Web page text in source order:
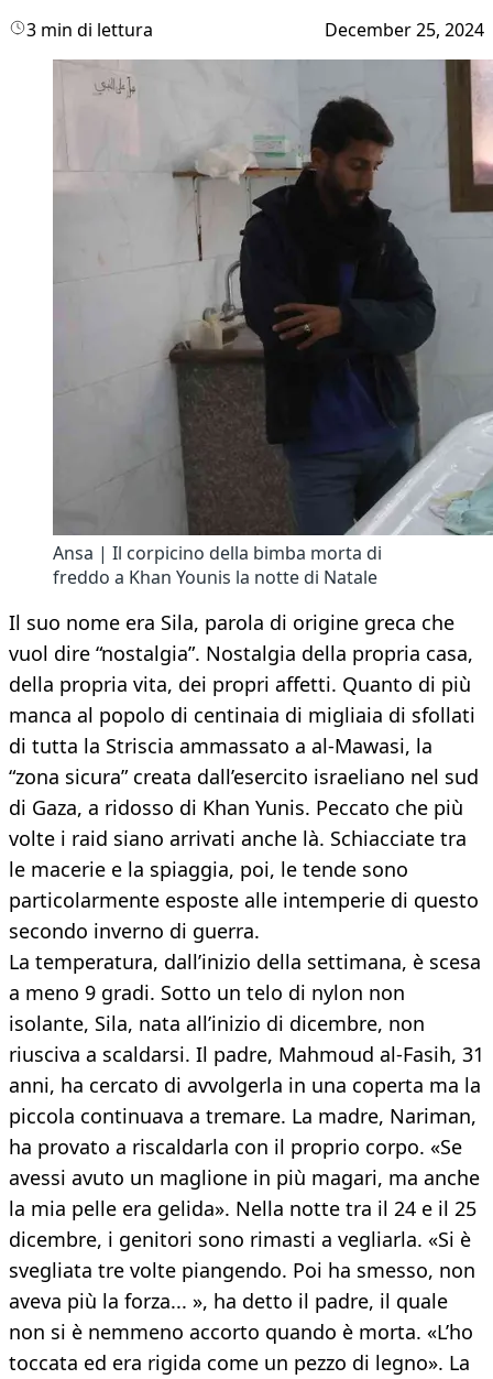
3 min di lettura December 25, 2024
Ansa | Il corpicino della bimba morta di
freddo a Khan Younis la notte di Natale
Il suo nome era Sila, parola di origine greca che
vuol dire “nostalgia”. Nostalgia della propria casa,
della propria vita, dei propri affetti. Quanto di più
manca al popolo di centinaia di migliaia di sfollati
di tutta la Striscia ammassato a al-Mawasi, la
“zona sicura” creata dall’esercito israeliano nel sud
di Gaza, a ridosso di Khan Yunis. Peccato che più
volte i raid siano arrivati anche là. Schiacciate tra
le macerie e la spiaggia, poi, le tende sono
particolarmente esposte alle intemperie di questo
secondo inverno di guerra.
La temperatura, dall’inizio della settimana, è scesa
a meno 9 gradi. Sotto un telo di nylon non
isolante, Sila, nata all’inizio di dicembre, non
riusciva a scaldarsi. Il padre, Mahmoud al-Fasih, 31
anni, ha cercato di avvolgerla in una coperta ma la
piccola continuava a tremare. La madre, Nariman,
ha provato a riscaldarla con il proprio corpo. «Se
avessi avuto un maglione in più magari, ma anche
la mia pelle era gelida». Nella notte tra il 24 e il 25
dicembre, i genitori sono rimasti a vegliarla. «Si è
svegliata tre volte piangendo. Poi ha smesso, non
aveva più la forza... », ha detto il padre, il quale
non si è nemmeno accorto quando è morta. «L’ho
toccata ed era rigida come un pezzo di legno». La